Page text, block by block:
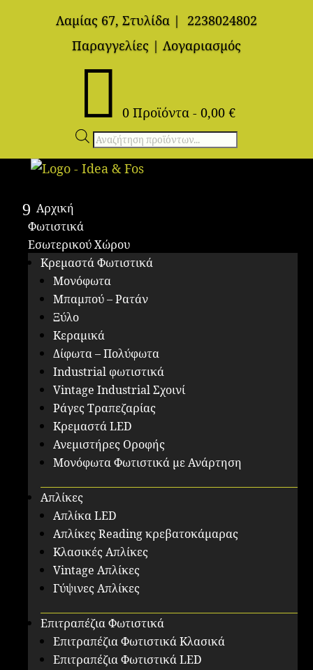
Λαμίας 67, Στυλίδα |
2238024802
Παραγγελίες | Λογαριασμός
 0 Προϊόντα - 0,00 €
Αναζήτηση
προϊόντων
Αρχική
Φωτιστικά
Εσωτερικού Χώρου
Κρεμαστά Φωτιστικά
Μονόφωτα
Μπαμπού – Ρατάν
Ξύλο
Κεραμικά
Δίφωτα – Πολύφωτα
Industrial φωτιστικά
Vintage Industrial Σχοινί
Ράγες Τραπεζαρίας
Κρεμαστά LED
Ανεμιστήρες Οροφής
Μονόφωτα Φωτιστικά με Ανάρτηση
Απλίκες
Απλίκα LED
Απλίκες Reading κρεβατοκάμαρας
Κλασικές Απλίκες
Vintage Απλίκες
Γύψινες Απλίκες
Επιτραπέζια Φωτιστικά
Επιτραπέζια Φωτιστικά Κλασικά
Επιτραπέζια Φωτιστικά LED